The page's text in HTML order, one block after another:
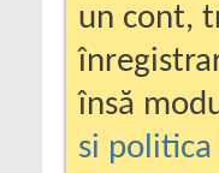
un cont,
însă
si politica